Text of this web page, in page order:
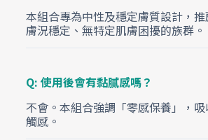
本組合專為中性及穩定膚質設計，推
膚況穩定、無特定肌膚困擾的族群。
Q: 使用後會有黏膩感嗎？
不會。本組合強調「零感保養」，
觸感。